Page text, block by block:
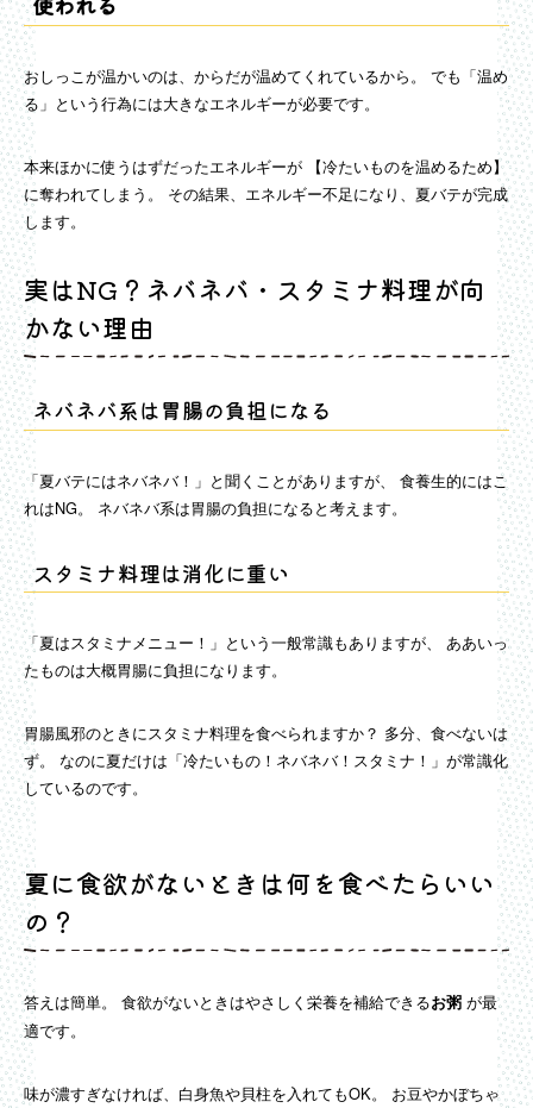
おしっこが温かいのは、からだが温めてくれているから。 でも「温め
る」という行為には大きなエネルギーが必要です。
本来ほかに使うはずだったエネルギーが 【冷たいものを温めるため】
に奪われてしまう。 その結果、エネルギー不足になり、夏バテが完成
します。
実はNG？ネバネバ・スタミナ料理が向
かない理由
ネバネバ系は胃腸の負担になる
「夏バテにはネバネバ！」と聞くことがありますが、 食養生的にはこ
れはNG。 ネバネバ系は胃腸の負担になると考えます。
スタミナ料理は消化に重い
「夏はスタミナメニュー！」という一般常識もありますが、 ああいっ
たものは大概胃腸に負担になります。
胃腸風邪のときにスタミナ料理を食べられますか？ 多分、食べないは
ず。 なのに夏だけは「冷たいもの！ネバネバ！スタミナ！」が常識化
しているのです。
夏に食欲がないときは何を食べたらいい
の？
答えは簡単。 食欲がないときはやさしく栄養を補給できるお粥 が最
適です。
味が濃すぎなければ、白身魚や貝柱を入れてもOK。 お豆やかぼちゃ